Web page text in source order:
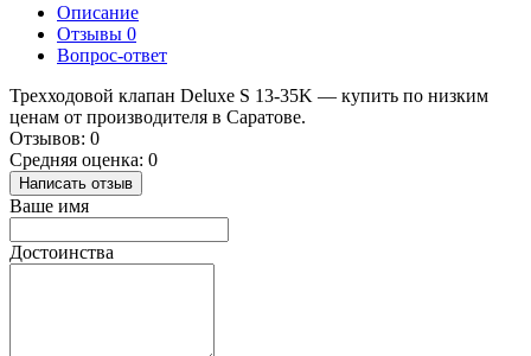
Описание
Отзывы 0
Вопрос-ответ
Трехходовой клапан Deluxe S 13-35K — купить по низким
ценам от производителя в Саратове.
Отзывов: 0
Средняя оценка: 0
Написать отзыв
Ваше имя
Достоинства